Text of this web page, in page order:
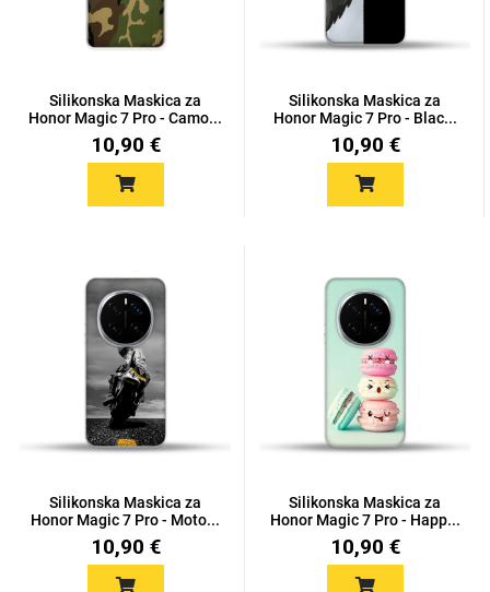
Silikonska Maskica za
Honor Magic 7 Pro - Camo...
10,90 €
Silikonska Maskica za
Honor Magic 7 Pro - Blac...
10,90 €
Silikonska Maskica za
Honor Magic 7 Pro - Moto...
10,90 €
Silikonska Maskica za
Honor Magic 7 Pro - Happ...
10,90 €